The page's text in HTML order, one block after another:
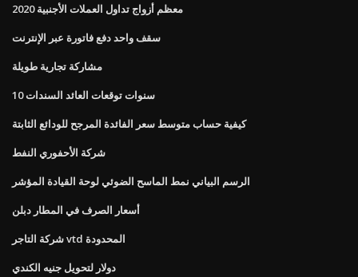
معظم أزواج تداول العملات الأجنبية 2020
سقف واحد دفع فاتورة عبر الإنترنت
مشاركة تجارية طويلة
10 سنوات توقعات العائد السندات
كيفية حساب متوسط ​​سعر الفائدة المرجح للودائع الثابتة
شركة الأحفوري النفط
الرسم البياني نمط الماسح الضوئي لوحة القيادة المؤشر
أسعار الصرف في المطار دبلن
شركة التاجر vtd المحدودة
دولار لتحويل جنيه الكندي